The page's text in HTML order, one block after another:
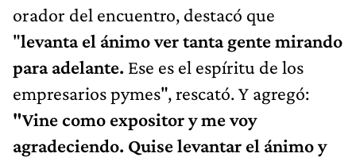
orador del encuentro, destacó que
"levanta el ánimo ver tanta gente mirando
para adelante. Ese es el espíritu de los
empresarios pymes", rescató. Y agregó:
"Vine como expositor y me voy
agradeciendo. Quise levantar el ánimo y